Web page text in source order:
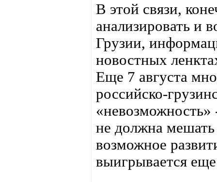
В этой связи,
анализировать и
Грузии,
новостных
Еще 7 августа
российско-
«невозможность»
не должна мешать
возможное
выигрывается